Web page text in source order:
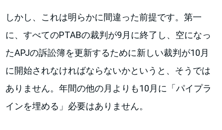
しかし、これは明らかに間違った前提です。第一
に、すべてのPTABの裁判が9月に終了し、空になっ
たAPJの訴訟簿を更新するために新しい裁判が10月
に開始されなければならないかというと、そうでは
ありません。年間の他の月よりも10月に「パイプラ
インを埋める」必要はありません。